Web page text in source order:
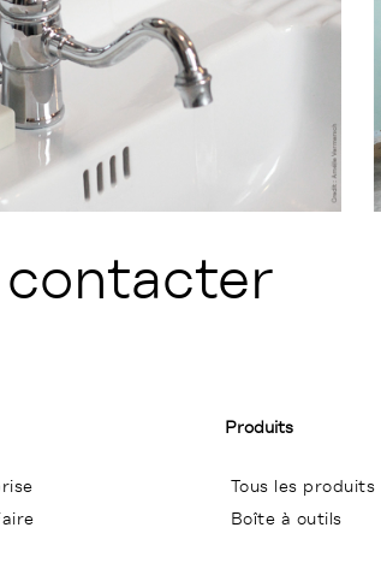
contacter
Produits
Tous les produits
Boîte à outils